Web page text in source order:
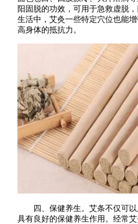
阳固脱的功效，可用于急救虚脱
生活中，艾灸一些特定穴位也能
高身体的抵抗力。
四、保健养生。艾条不仅可
具有良好的保健养生作用。经常艾